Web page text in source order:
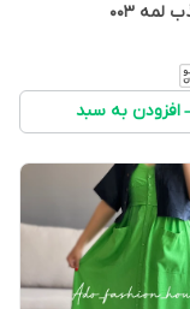
003
افزودن به سبد